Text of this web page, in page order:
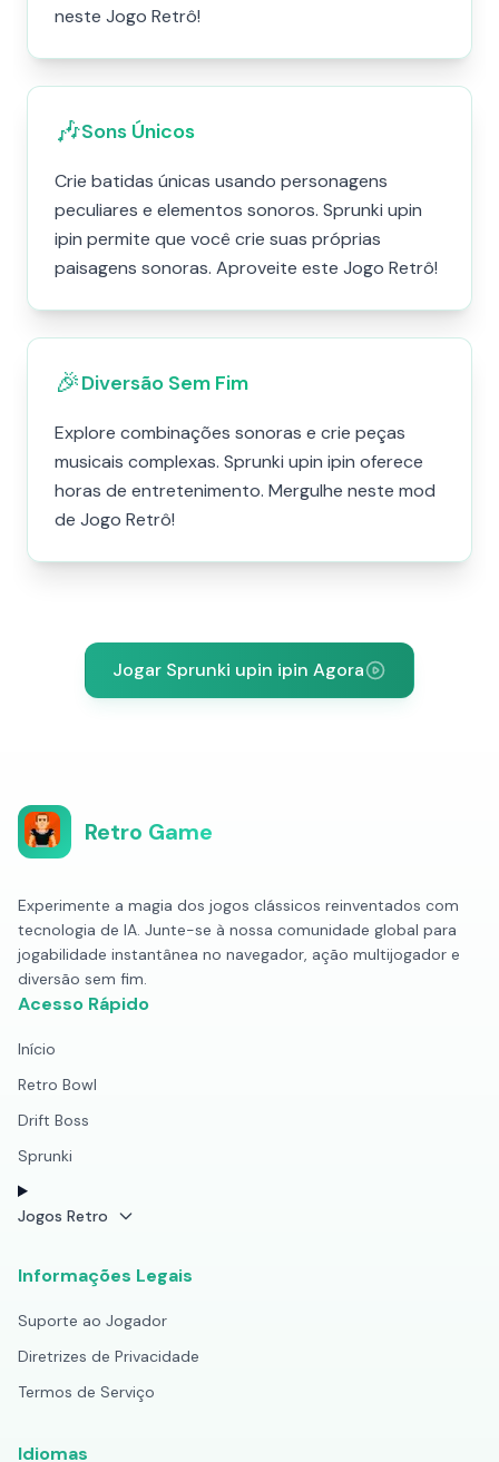
neste Jogo Retrô!
🎶Sons Únicos
Crie batidas únicas usando personagens
peculiares e elementos sonoros. Sprunki upin
ipin permite que você crie suas próprias
paisagens sonoras. Aproveite este Jogo Retrô!
🎉Diversão Sem Fim
Explore combinações sonoras e crie peças
musicais complexas. Sprunki upin ipin oferece
horas de entretenimento. Mergulhe neste mod
de Jogo Retrô!
Jogar Sprunki upin ipin Agora
Retro Game
Experimente a magia dos jogos clássicos reinventados com
tecnologia de IA. Junte-se à nossa comunidade global para
jogabilidade instantânea no navegador, ação multijogador e
diversão sem fim.
Acesso Rápido
Início
Retro Bowl
Drift Boss
Sprunki
Jogos Retro
Informações Legais
Suporte ao Jogador
Diretrizes de Privacidade
Termos de Serviço
Idiomas